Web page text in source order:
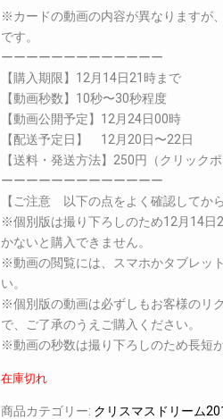
※カードの動画の内容が異なりますが
です。
ーーーーーーーーーーーーー
【購入期限】12月14日21時まで
【動画秒数】10秒〜30秒程度
【動画公開予定】12月24日00時
【配送予定日】 12月20日〜22日
【送料・発送方法】250円（クリック
ーーーーーーーーーーーーー
【ご注意 以下の点をよく確認してか
※個別版は撮り下ろしのため12月14日
かないと購入できません。
※動画の閲覧には、スマホかタブレッ
い。
※個別版の動画は必ずしもお客様のリ
で、ご了承のうえご購入ください。
※動画の秒数は撮り下ろしのため長短
在庫切れ
商品カテゴリー: クリスマスドリーム